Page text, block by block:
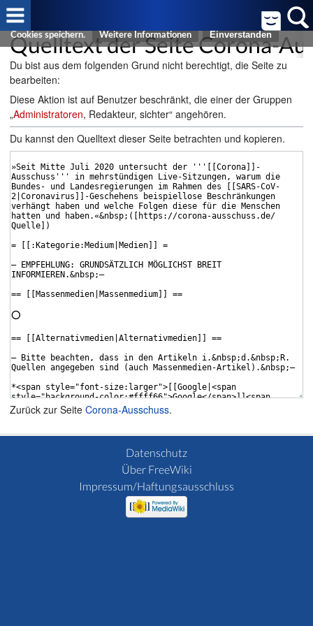
Cookies helfen uns bei der Bereitstellung von FreeWiki. Durch die
Nutzung von FreeWiki erklären Sie sich damit einverstanden, dass wir
Cookies speichern.
Weitere Informationen
Quelltext der Seite Corona-
Du bist aus dem folgenden Grund nicht berechtigt, die Seite zu
bearbeiten:
Diese Aktion ist auf Benutzer beschränkt, die einer der Gruppen
„Administratoren, Redakteur, sichter“ angehören.
Du kannst den Quelltext dieser Seite betrachten und kopieren.
Zurück zur Seite Corona-Ausschuss.
Datenschutz
Über FreeWiki
Impressum/Haftungsausschluss